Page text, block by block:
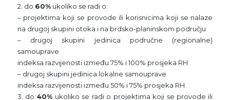
2. do 60%ukoliko se radi o:
– projektima koji se provode ili korisnicima koji se nalaze
na drugoj skupini otoka i na brdsko-planinskom području
– drugoj skupini jedinica područne (regionalne)
samouprave
indeksa razvijenosti između 75% i 100% prosjeka RH
– drugoj skupini jedinica lokalne samouprave
indeksa razvijenosti između 50% i 75% prosjeka RH
3. do 40% ukoliko se radi o projektima koji se provode ili